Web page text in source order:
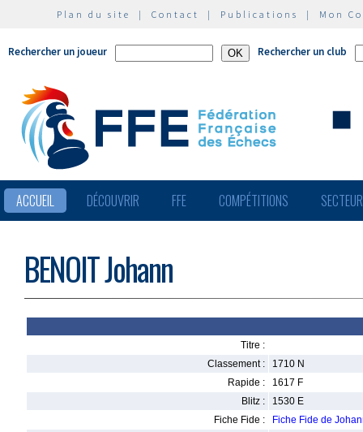
Plan du site | Contact | Publications | Mon
Rechercher un joueur Rechercher un club
ACCUEIL DÉCOUVRIR FFE COMPÉTITIONS
BENOIT Johann
Titre :
Classement :
1710 N
Rapide :
1617 F
Blitz :
1530 E
Fiche Fide :
Fiche Fide de